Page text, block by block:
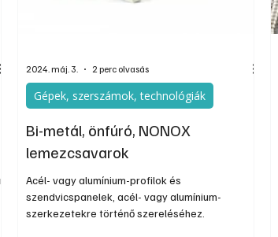
Bi-metál, önfúró, NONOX
lemezcsavarok
Acél- vagy alumínium-profilok és
szendvicspanelek, acél- vagy alumínium-
szerkezetekre történő szereléséhez.
Gépek, szerszámok, technológiák
2024. máj. 3. 2 perc olvasás